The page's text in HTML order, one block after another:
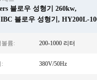
블로우 성형기 260kw,
블로우 성형기 , HY200L-
볼륨: 200-1000 리터
: 380V/50Hz